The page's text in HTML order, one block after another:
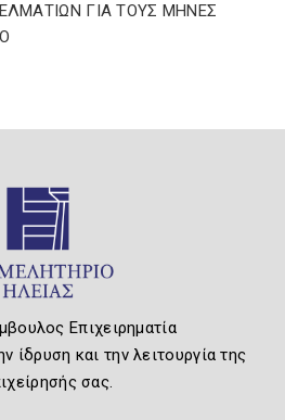
ΓΙΑ ΤΟΥΣ ΜΗΝΕΣ
Επιχειρηματία
ίδρυση και την λειτουργία της
σας.